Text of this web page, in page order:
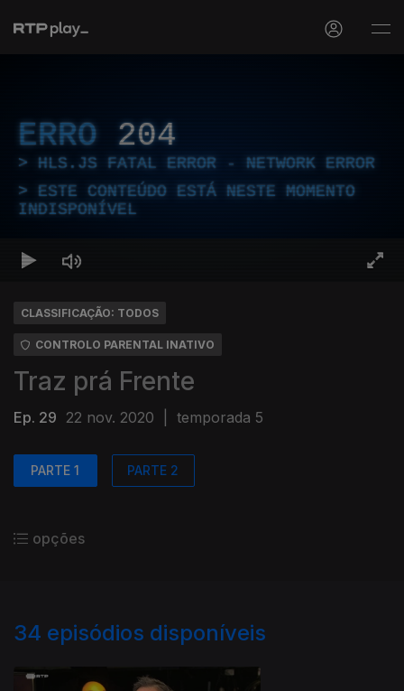
ERRO 204
HLS.JS FATAL ERROR - NETWORK ERROR
ESTE CONTEÚDO ESTÁ NESTE MOMENTO
INDISPONÍVEL
CLASSIFICAÇÃO: TODOS
CONTROLO PARENTAL INATIVO
Traz prá Frente
Ep. 29 22 nov. 2020 temporada 5
PARTE 1 PARTE 2
opções
34 episódios disponíveis